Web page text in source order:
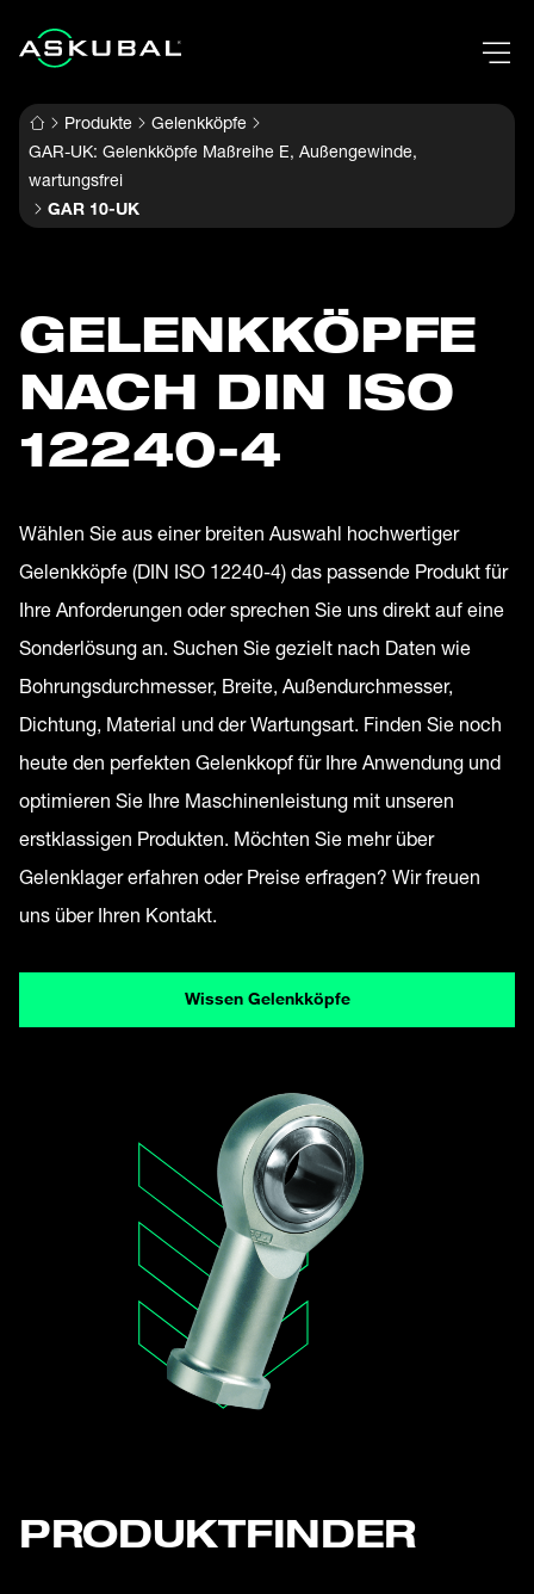
Produkte
Gelenkköpfe
GAR-UK: Gelenkköpfe Maßreihe E, Außengewinde,
wartungsfrei
GAR 10-UK
GELENK­KÖPFE
NACH DIN ISO
12240-4
Wählen Sie aus einer breiten Auswahl hochwertiger
Gelenkköpfe (DIN ISO 12240-4) das passende Produkt für
Ihre Anforderungen oder sprechen Sie uns direkt auf eine
Sonderlösung an. Suchen Sie gezielt nach Daten wie
Bohrungsdurchmesser, Breite, Außendurchmesser,
Dichtung, Material und der Wartungsart. Finden Sie noch
heute den perfekten Gelenkkopf für Ihre Anwendung und
optimieren Sie Ihre Maschinenleistung mit unseren
erstklassigen Produkten. Möchten Sie mehr über
Gelenklager erfahren oder Preise erfragen? Wir freuen
uns über Ihren Kontakt.
Wissen Gelenkköpfe
PRODUKTFINDER